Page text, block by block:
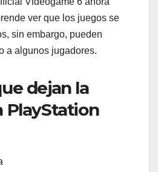
ver que los juegos se
sin embargo, pueden
a algunos jugadores.
dejan la
PlayStation